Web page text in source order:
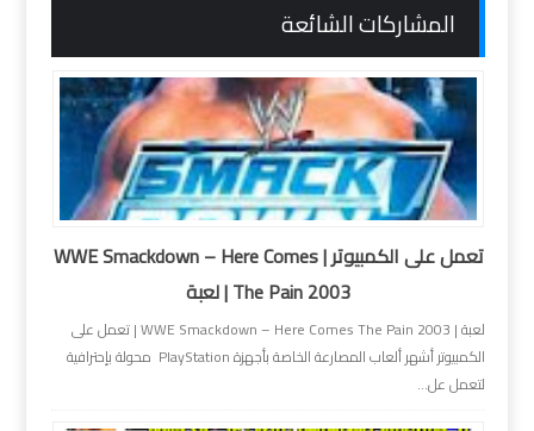
المشاركات الشائعة
تعمل على الكمبيوتر | WWE Smackdown – Here Comes
The Pain 2003 | لعبة
لعبة | WWE Smackdown – Here Comes The Pain 2003 | تعمل على
الكمبيوتر أشهر ألعاب المصارعة الخاصة بأجهزة PlayStation محولة بإحترافية
لتعمل عل...